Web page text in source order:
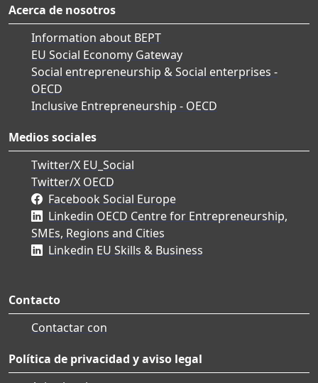
Acerca de nosotros
Information about BEPT
EU Social Economy Gateway
Social entrepreneurship & Social enterprises -
OECD
Inclusive Entrepreneurship - OECD
Medios sociales
Twitter/X EU_Social
Twitter/X OECD
Facebook Social Europe
Linkedin OECD Centre for Entrepreneurship,
SMEs, Regions and Cities
Linkedin EU Skills & Business
Contacto
Contactar con
Política de privacidad y aviso legal